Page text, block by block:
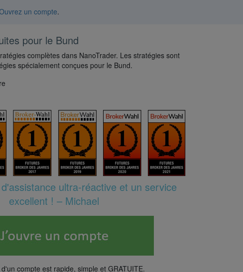
un compte.
pour le Bund
complètes dans NanoTrader. Les stratégies sont
spécialement conçues pour le Bund.
ultra-réactive et un service
excellent ! – Michael
compte est rapide, simple et GRATUITE.